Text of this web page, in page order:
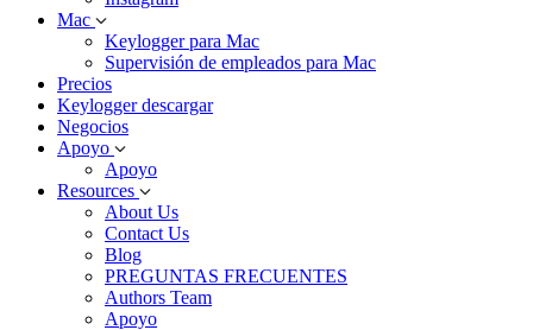
Mac
Keylogger para Mac
Supervisión de empleados para Mac
Precios
Keylogger descargar
Negocios
Apoyo
Apoyo
Resources
About Us
Contact Us
Blog
PREGUNTAS FRECUENTES
Authors Team
Apoyo